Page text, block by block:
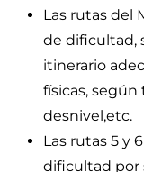
Las rutas del
de dificultad,
itinerario
físicas,
desnivel,etc.
Las rutas 5 y
dificultad por